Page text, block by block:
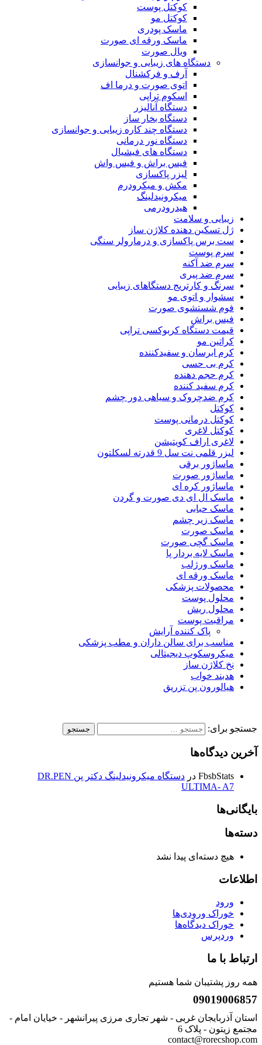
کوکتل پوست
کوکتل مو
ماسک پودری
ماسک ورقه ای صورت
ویال صورت
دستگاه های زیبایی و جوانسازی
آرف و فرکشنال
اتوی صورت و درما اف
اسکوم تراپی
دستگاه آنالیزر
دستگاه بخار ساز
دستگاه چند کاره زیبایی و جوانسازی
دستگاه نور درمانی
دستگاه های فیشیال
فیس براش و فیس واش
لیزر پاکسازی
مکش و میکرودرم
میکرونیدلینگ
هیدرودرمی
زیبایی و سلامت
ژل تسکین دهنده کلاژن ساز
ست برس پاکسازی و درمارولر سنگی
سرم پوست
سرم ضد آکنه
سرم ضد پیری
سرنگ و کارتریج دستگاهای زیبایی
سشوار و اتوی مو
فوم شستشوی صورت
فیس براش
قیمت دستگاه کربوکسی تراپی
کراتین مو
کرم ابرسان و سفیدکننده
کرم بی حسی
کرم حجم دهنده
کرم سفید کننده
کرم ضدچروک و سیاهی دور چشم
کوکتل
کوکتل درمانی پوست
کوکتل لاغری
لاغری اراف کویتیشن
لیزر قلمی نت سل 9 قدرته لسکلتون
ماساژور برقی
ماساژور صورت
ماساژور کره ای
ماسک ال ای دی صورت و گردن
ماسک حبابی
ماسک زیر چشم
ماسک صورت
ماسک گچی صورت
ماسک لایه بردار پا
ماسک ورژلب
ماسک ورقه ای
محصولات پزشکی
محلول پوست
محلول ریش
مراقبت پوست
پاک کننده آرایش
مناسب برای سالن داران و مطب پزشکی
میکروسکوپ دیجیتالی
نخ کلاژن ساز
هدبند خواب
هیالورون پن تزریق
جستجو برای:
آخرین دیدگاه‌ها
FbsbStats در
دستگاه میکرونیدلینگ دکتر پن DR.PEN
ULTIMA- A7
بایگانی‌ها
دسته‌ها
هیچ دسته‌ای پیدا نشد
اطلاعات
ورود
خوراک ورودی‌ها
خوراک دیدگاه‌ها
وردپرس
ارتباط با ما
همه روز پشتیبان شما هستیم
09019006857
استان آذربایجان غربی - شهر تجاری مرزی پیرانشهر - خیایان امام -
مجتمع زیتون - پلاک 6
contact@rorecshop.com